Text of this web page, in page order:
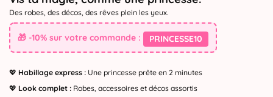
Des robes, des décos, des rêves plein les yeux.
🎁 -10% sur votre commande : PRINCESSE10
💖 Habillage express : Une princesse prête en 2 minutes
💖 Look complet : Robes, accessoires et décos assortis